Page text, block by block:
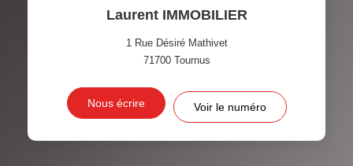
Laurent IMMOBILIER
1 Rue Désiré Mathivet
71700 Tournus
Nous écrire Voir le numéro